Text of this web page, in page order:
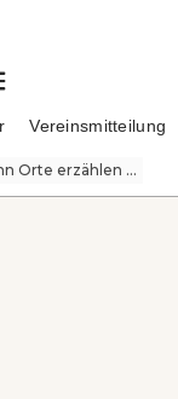
Vereinsmitteilung
Orte erzählen ...